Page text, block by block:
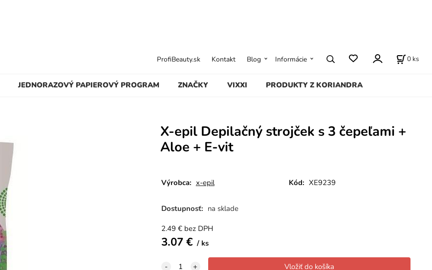
JEDNORAZOVÝ PAPIEROVÝ PROGRAM ZNAČKY VIXXI PRODUKTY Z KORIANDRA
ProfiBeauty.sk Kontakt Blog Informácie 0 ks
X-epil Depilačný strojček s 3 čepeľami +
Aloe + E-vit
Výrobca: x-epil Kód: XE9239
Dostupnosť: na sklade
2.49 € bez DPH
3.07€ ks